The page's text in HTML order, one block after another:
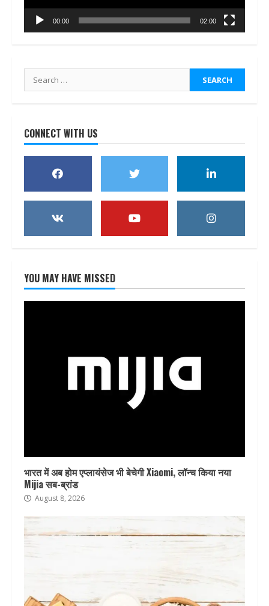
00:00 02:00
Search
for:
CONNECT WITH US
YOU MAY HAVE MISSED
भारत में अब होम एप्लायंसेज भी बेचेगी Xiaomi, लॉन्च किया नया
Mijia सब-ब्रांड
August 8, 2026